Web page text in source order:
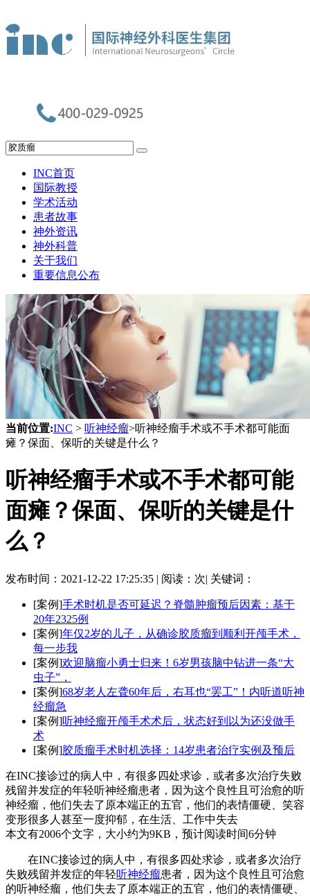
INC首页
国际教授
学术活动
患者故事
神外资讯
神外科普
关于我们
重要信息公布
当前位置:INC > 听神经瘤>听神经瘤手术或不手术都可能面
瘫？保面、保听的关键是什么？
听神经瘤手术或不手术都可能
面瘫？保面、保听的关键是什
么？
发布时间： 2021-12-22 17:25:35 | 阅读： 次| 关键词：
[案例]手术时机是否可延迟？脊髓肿瘤预后因素：基于
20年2325例
[案例]年仅2岁的儿子，从确诊胶质瘤到顺利开颅手术，
每一步我
[案例]欢迎脑瘤小勇士归来！6岁男孩脑中钻进一条“大
虫子”，
[案例]68岁老人左聋60年后，右耳也“罢工”！内听道听神
经瘤急
[案例]听神经瘤开颅手术术后，状态好到以为还没做手
术
[案例]胶质瘤手术时机选择：14岁患者治疗实例及预后
在INC接诊过的病人中，有很多四处求诊，或者多次治疗失败
残留并发症的年轻听神经瘤患者，因为这个良性且可治愈的听
神经瘤，他们失去了原本端正的五官，他们的表情僵硬、笑容
变形很多人甚至一度抑郁，在生活、工作中失去
本文有2006个文字，大小约为9KB，预计阅读时间6分钟
在INC接诊过的病人中，有很多四处求诊，或者多次治疗
失败残留并发症的年轻听神经瘤患者，因为这个良性且可治愈
的听神经瘤，他们失去了原本端正的五官，他们的表情僵硬、